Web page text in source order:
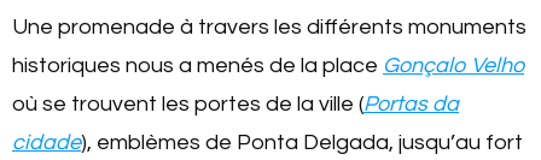
Une promenade à travers les différents monuments
historiques nous a menés de la place Gonçalo Velho
où se trouvent les portes de la ville (Portas da
cidade), emblèmes de Ponta Delgada, jusqu’au fort